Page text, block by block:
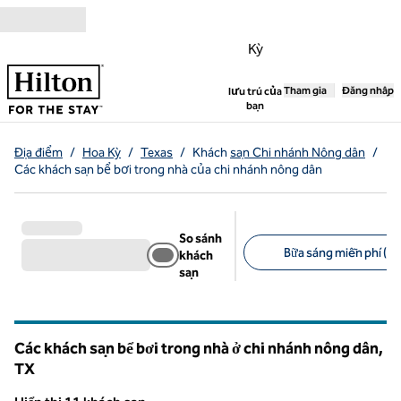
Bỏ qua nội dung
Kỳ
lưu trú của
bạn
,Mở tab mới
Tham gia Đăng nhập
Địa điểm / Hoa Kỳ / Texas / Kháchsạn Chi nhánh Nông dân /
Các khách sạn bể bơi trong nhà của chi nhánh nông dân
So sánh
khách
sạn
Bữa sáng miễn phí
Các khách sạn bể bơi trong nhà ở chi nhánh nông dân,
TX